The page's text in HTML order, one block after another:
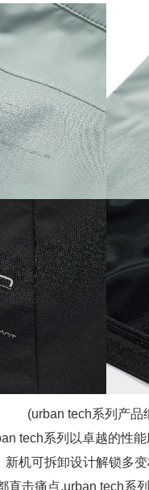
(urban tech系列产品
tech系列以卓越的性
机可拆卸设计解锁多
直击痛点,urban tech系